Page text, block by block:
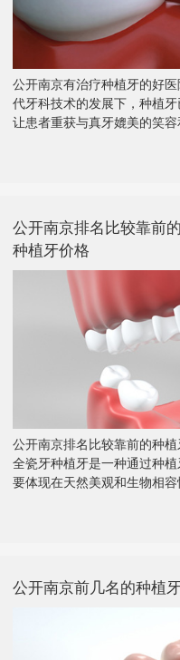
公开南京有治疗种植牙的好
代牙科技术的发展下，种植
让患者重获与真牙媲美的笑
公开南京排名比较靠前
种植牙价格
公开南京排名比较靠前的种
全瓷牙种植牙是一种通过种
要体现在天然美观和生物相
公开南京前几名的种植